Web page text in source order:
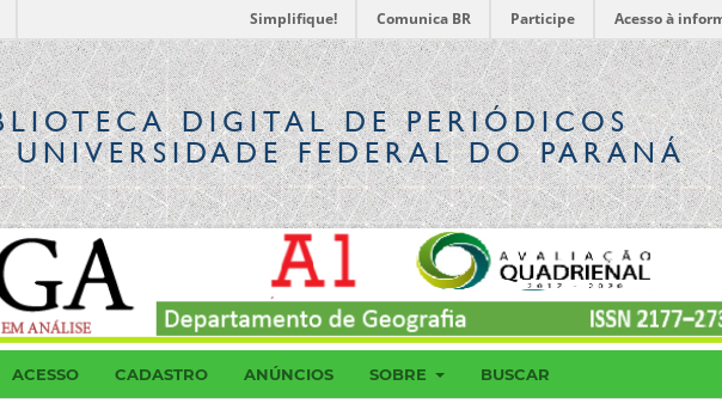
Simplifique! Comunica BR Participe Acesso à
DIGITALDE PERIÓDICOS
UNIVERSIDADE FEDERAL DO PARANÁ
ACESSO CADASTRO ANÚNCIOS SOBRE BUSCAR